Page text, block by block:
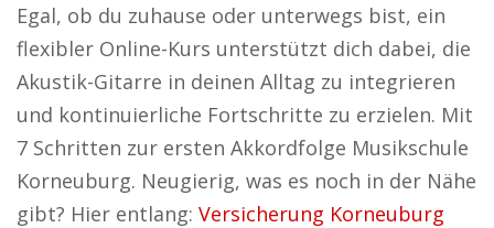
Egal, ob du zuhause oder unterwegs bist, ein
flexibler Online-Kurs unterstützt dich dabei, die
Akustik-Gitarre in deinen Alltag zu integrieren
und kontinuierliche Fortschritte zu erzielen. Mit
7 Schritten zur ersten Akkordfolge Musikschule
Korneuburg. Neugierig, was es noch in der Nähe
gibt? Hier entlang: Versicherung Korneuburg